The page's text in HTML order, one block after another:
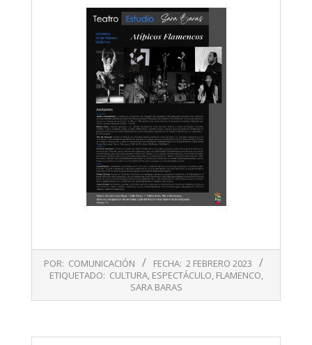
02-
POR: COMUNICACIÓN FECHA: 2 FEBRERO 2023
ETIQUETADO: CULTURA, ESPECTÁCULO, FLAMENCO,
SARA BARAS